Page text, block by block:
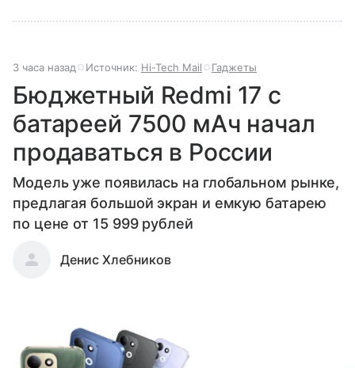
3 часа назад Источник: Hi-Tech Mail Гаджеты
Бюджетный Redmi 17 с
батареей 7500 мАч начал
продаваться в России
Модель уже появилась на глобальном рынке,
предлагая большой экран и емкую батарею
по цене от 15 999 рублей
Денис Хлебников